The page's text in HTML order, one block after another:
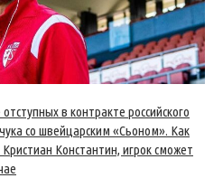
в контракте российского
со швейцарским «Сьоном». Как
Константин, игрок сможет